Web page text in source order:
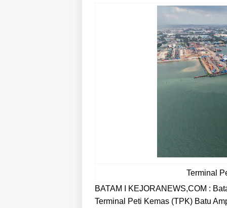
Terminal
BATAM I KEJORANEWS,COM :
Terminal Peti Kemas (TPK) Batu